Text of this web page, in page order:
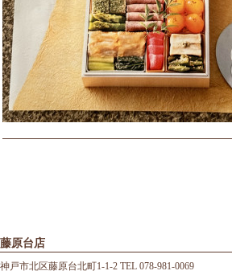
藤原台店
神戸市北区藤原台北町1-1-2 TEL 078-981-0069